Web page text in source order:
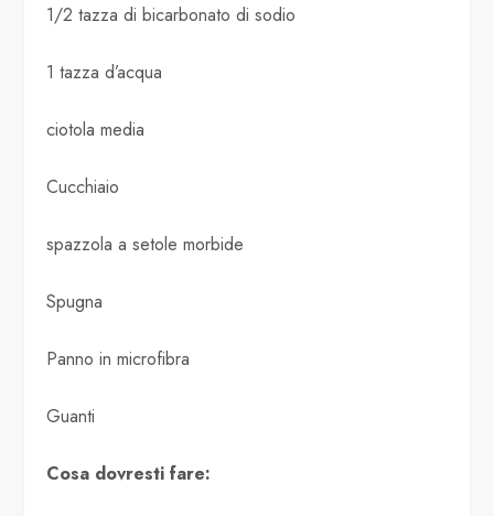
1/2 tazza di bicarbonato di sodio
1 tazza d’acqua
ciotola media
Cucchiaio
spazzola a setole morbide
Spugna
Panno in microfibra
Guanti
Cosa dovresti fare: